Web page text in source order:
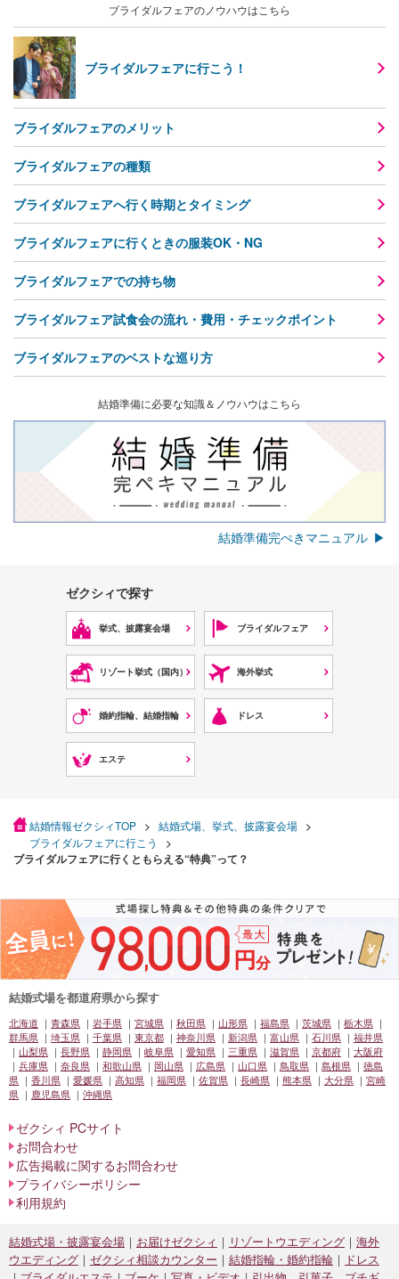
ブライダルフェアのノウハウはこちら
ブライダルフェアに行こう！
ブライダルフェアのメリット
ブライダルフェアの種類
ブライダルフェアへ行く時期とタイミング
ブライダルフェアに行くときの服装OK・NG
ブライダルフェアでの持ち物
ブライダルフェア試食会の流れ・費用・チェックポイント
ブライダルフェアのベストな巡り方
結婚準備に必要な知識＆ノウハウはこちら
結婚準備完ぺきマニュアル
ゼクシィで探す
挙式、披露宴会場 ブライダルフェア
リゾート挙式（国内） 海外挙式
婚約指輪、結婚指輪 ドレス
エステ
結婚情報ゼクシィTOP
結婚式場、挙式、披露宴会場
ブライダルフェアに行こう
ブライダルフェアに行くともらえる“特典”って？
結婚式場を都道府県から探す
北海道 青森県 岩手県 宮城県 秋田県 山形県 福島県 茨城県
栃木県
群馬県
埼玉県 千葉県 東京都 神奈川県 新潟県 富山県 石川県
福井県
山梨県
長野県 静岡県 岐阜県 愛知県 三重県 滋賀県 京都府
大阪府
兵庫県
奈良県 和歌山県 岡山県 広島県 山口県 鳥取県 島根県
徳島
県
香川県 愛媛県 高知県 福岡県 佐賀県 長崎県 熊本県 大分県
宮崎
県
鹿児島県 沖縄県
ゼクシィ PCサイト
お問合わせ
広告掲載に関するお問合わせ
プライバシーポリシー
利用規約
結婚式場・披露宴会場 お届けゼクシィ リゾートウエディング
海外
ウエディング
ゼクシィ相談カウンター 結婚指輪・婚約指輪
ドレス